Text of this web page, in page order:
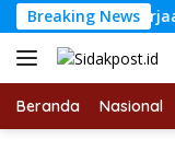
Langsung
ke
konten
Breaking News
Beranda Nasional